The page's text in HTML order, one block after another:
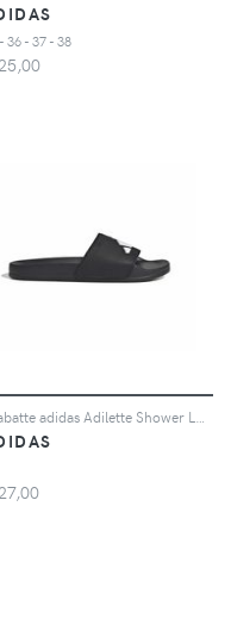
36 - 37 - 38
25,00
27,00